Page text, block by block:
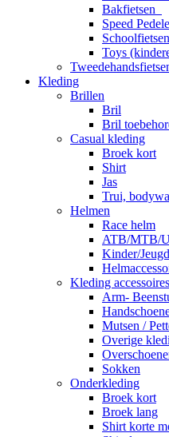
Bakfietsen
Speed
Schoolfietsen
Toys
Kleding
Brillen
Bril
Bril
Casual kleding
Broek kort
Shirt
Jas
Trui,
Helmen
Race helm
ATB/MTB/
Kinder/
Kleding accessoires
Arm-
Mutsen /
Overige
Sokken
Onderkleding
Broek kort
Broek lang
Shirt korte